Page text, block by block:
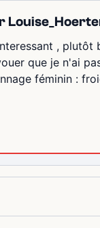
,
que je n'ai
féminin :